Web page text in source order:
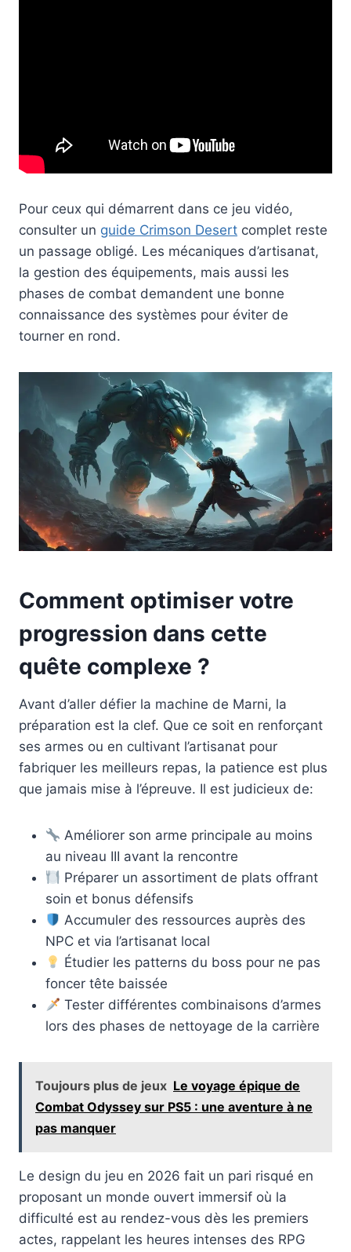
Pour ceux qui démarrent dans ce jeu vidéo,
consulter un guide Crimson Desert complet reste
un passage obligé. Les mécaniques d’artisanat,
la gestion des équipements, mais aussi les
phases de combat demandent une bonne
connaissance des systèmes pour éviter de
tourner en rond.
Comment optimiser votre
progression dans cette
quête complexe ?
Avant d’aller défier la machine de Marni, la
préparation est la clef. Que ce soit en renforçant
ses armes ou en cultivant l’artisanat pour
fabriquer les meilleurs repas, la patience est plus
que jamais mise à l’épreuve. Il est judicieux de:
Améliorer son arme principale au moins
au niveau III avant la rencontre
Préparer un assortiment de plats offrant
soin et bonus défensifs
Accumuler des ressources auprès des
NPC et via l’artisanat local
Étudier les patterns du boss pour ne pas
foncer tête baissée
Tester différentes combinaisons d’armes
lors des phases de nettoyage de la carrière
Toujours plus de jeux Le voyage épique de
Combat Odyssey sur PS5 : une aventure à ne
pas manquer
Le design du jeu en 2026 fait un pari risqué en
proposant un monde ouvert immersif où la
difficulté est au rendez-vous dès les premiers
actes, rappelant les heures intenses des RPG